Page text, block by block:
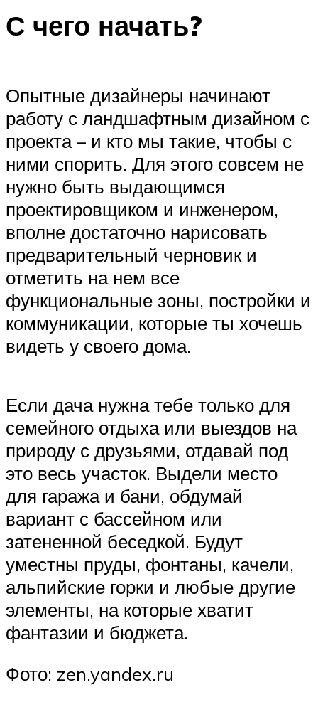
С чего начать?
Опытные дизайнеры начинают
работу с ландшафтным дизайном с
проекта – и кто мы такие, чтобы с
ними спорить. Для этого совсем не
нужно быть выдающимся
проектировщиком и инженером,
вполне достаточно нарисовать
предварительный черновик и
отметить на нем все
функциональные зоны, постройки и
коммуникации, которые ты хочешь
видеть у своего дома.
Если дача нужна тебе только для
семейного отдыха или выездов на
природу с друзьями, отдавай под
это весь участок. Выдели место
для гаража и бани, обдумай
вариант с бассейном или
затененной беседкой. Будут
уместны пруды, фонтаны, качели,
альпийские горки и любые другие
элементы, на которые хватит
фантазии и бюджета.
Фото: zen.yandex.ru